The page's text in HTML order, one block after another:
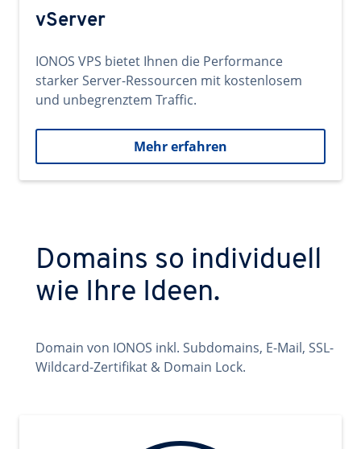
vServer
IONOS VPS bietet Ihnen die Performance
starker Server-Ressourcen mit kostenlosem
und unbegrenztem Traffic.
Mehr erfahren
Domains so individuell
wie Ihre Ideen.
Domain von IONOS inkl. Subdomains, E-Mail, SSL-
Wildcard-Zertifikat & Domain Lock.